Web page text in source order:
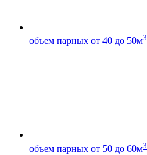
объем парных от 40 до 50м3
объем парных от 50 до 60м3